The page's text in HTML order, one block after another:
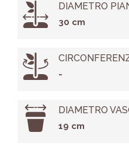
DIAMETRO
30 cm
-
DIAMETRO
19 cm